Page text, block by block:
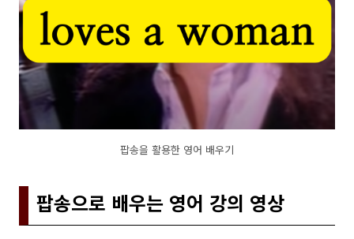
팝송을 활용한 영어 배우기
팝송으로 배우는 영어 강의 영상